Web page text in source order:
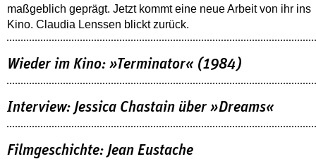
maßgeblich geprägt. Jetzt kommt eine neue Arbeit von ihr ins
Kino. Claudia Lenssen blickt zurück.
Wieder im Kino: »Terminator« (1984)
Interview: Jessica Chastain über »Dreams«
Filmgeschichte: Jean Eustache